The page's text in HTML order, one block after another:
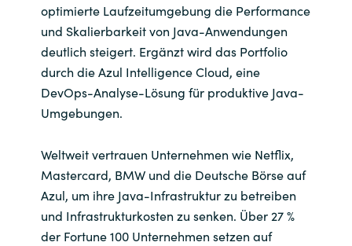
optimierte Laufzeitumgebung die Performance
und Skalierbarkeit von Java-Anwendungen
deutlich steigert. Ergänzt wird das Portfolio
durch die Azul Intelligence Cloud, eine
DevOps-Analyse-Lösung für produktive Java-
Umgebungen.
Weltweit vertrauen Unternehmen wie Netflix,
Mastercard, BMW und die Deutsche Börse auf
Azul, um ihre Java-Infrastruktur zu betreiben
und Infrastrukturkosten zu senken. Über 27 %
der Fortune 100 Unternehmen setzen auf